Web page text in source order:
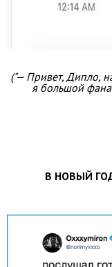
("— Привет, Дипло,
я большой
В НОВЫЙ